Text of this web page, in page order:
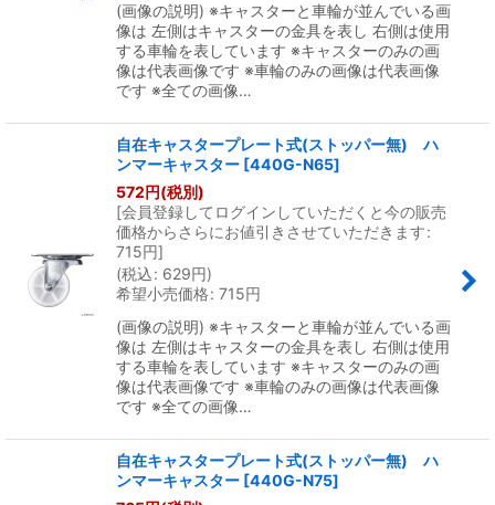
(画像の説明) ※キャスターと車輪が並んでいる画
像は 左側はキャスターの金具を表し 右側は使用
する車輪を表しています ※キャスターのみの画
像は代表画像です ※車輪のみの画像は代表画像
です ※全ての画像…
自在キャスタープレート式(ストッパー無) ハ
ンマーキャスター [440G-N65]
572円(税別)
[会員登録してログインしていただくと今の販売
価格からさらにお値引きさせていただきます:
715円]
(税込: 629円)
希望小売価格: 715円
(画像の説明) ※キャスターと車輪が並んでいる画
像は 左側はキャスターの金具を表し 右側は使用
する車輪を表しています ※キャスターのみの画
像は代表画像です ※車輪のみの画像は代表画像
です ※全ての画像…
自在キャスタープレート式(ストッパー無) ハ
ンマーキャスター [440G-N75]